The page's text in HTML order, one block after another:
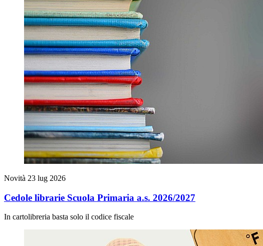
Novità 23 lug 2026
Cedole librarie Scuola Primaria a.s. 2026/2027
In cartolibreria basta solo il codice fiscale